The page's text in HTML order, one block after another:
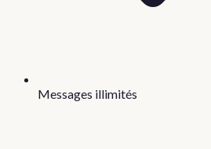
Messages illimités